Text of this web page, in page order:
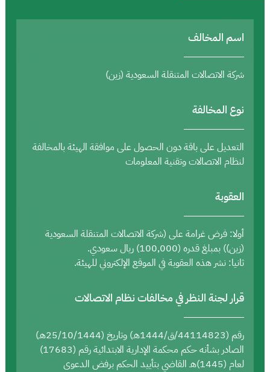
اسم المخالف
شركة الاتصالات المتنقلة السعودية (زين)
نوع المخالفة
التعديل على باقة دون الحصول على موافقة الهيئة بالمخالفة
لنظام الاتصالات وتقنية المعلومات
العقوبة
أولا: فرض غرامة على (شركة الاتصالات المتنقلة السعودية
(زين)) بمبلغ قدره (100,000) ريال سعودي.
ثانيا: نشر هذه العقوبة في الموقع الإلكتروني للهيئة.
قرار لجنة النظر في مخالفات نظام الاتصالات
رقم (44114823/ق/1444هـ) وتاريخ (25/10/1444هـ)
الصادر بشأنه حكم محكمة الإدارية الابتدائية رقم (17683)
لعام (1445)هـ القاضي بتأييد الحكم برفض الدعوى